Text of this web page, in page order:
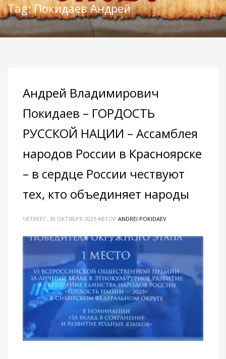
Tag: Покидаев Андрей
Андрей Владимирович
Покидаев – ГОРДОСТЬ
РУССКОЙ НАЦИИ – Ассамблея
народов России в Красноярске
– в сердце России чествуют
тех, кто объединяет народы
ЧЕТВЕРГ, 30 ОКТЯБРЯ 2025 АВТОР ANDREI POKIDAEV